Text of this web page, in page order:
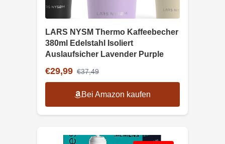
LARS NYSM Thermo Kaffeebecher
380ml Edelstahl Isoliert
Auslaufsicher Lavender Purple
€29,99 €37,49
Bei Amazon kaufen